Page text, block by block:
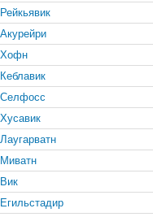
Рейкьявик
Акурейри
Хофн
Кеблавик
Селфосс
Хусавик
Лаугарватн
Миватн
Вик
Егильстадир